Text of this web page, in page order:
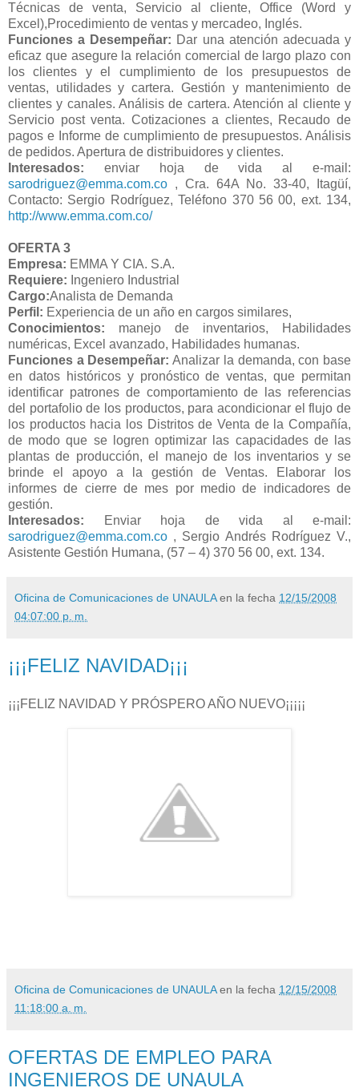
Técnicas de venta, Servicio al cliente, Office (Word y
Excel),Procedimiento de ventas y mercadeo, Inglés.
Funciones a Desempeñar: Dar una atención adecuada y
eficaz que asegure la relación comercial de largo plazo con
los clientes y el cumplimiento de los presupuestos de
ventas, utilidades y cartera. Gestión y mantenimiento de
clientes y canales. Análisis de cartera. Atención al cliente y
Servicio post venta. Cotizaciones a clientes, Recaudo de
pagos e Informe de cumplimiento de presupuestos. Análisis
de pedidos. Apertura de distribuidores y clientes.
Interesados: enviar hoja de vida al e-mail:
sarodriguez@emma.com.co , Cra. 64A No. 33-40, Itagüí,
Contacto: Sergio Rodríguez, Teléfono 370 56 00, ext. 134,
http://www.emma.com.co/
OFERTA 3
Empresa: EMMA Y CIA. S.A.
Requiere: Ingeniero Industrial
Cargo:Analista de Demanda
Perfil: Experiencia de un año en cargos similares,
Conocimientos: manejo de inventarios, Habilidades
numéricas, Excel avanzado, Habilidades humanas.
Funciones a Desempeñar: Analizar la demanda, con base
en datos históricos y pronóstico de ventas, que permitan
identificar patrones de comportamiento de las referencias
del portafolio de los productos, para acondicionar el flujo de
los productos hacia los Distritos de Venta de la Compañía,
de modo que se logren optimizar las capacidades de las
plantas de producción, el manejo de los inventarios y se
brinde el apoyo a la gestión de Ventas. Elaborar los
informes de cierre de mes por medio de indicadores de
gestión.
Interesados: Enviar hoja de vida al e-mail:
sarodriguez@emma.com.co , Sergio Andrés Rodríguez V.,
Asistente Gestión Humana, (57 – 4) 370 56 00, ext. 134.
Oficina de Comunicaciones de UNAULA en la fecha 12/15/2008
04:07:00 p. m.
¡¡¡FELIZ NAVIDAD¡¡¡
¡¡¡FELIZ NAVIDAD Y PRÓSPERO AÑO NUEVO¡¡¡¡¡
Oficina de Comunicaciones de UNAULA en la fecha 12/15/2008
11:18:00 a. m.
OFERTAS DE EMPLEO PARA
INGENIEROS DE UNAULA